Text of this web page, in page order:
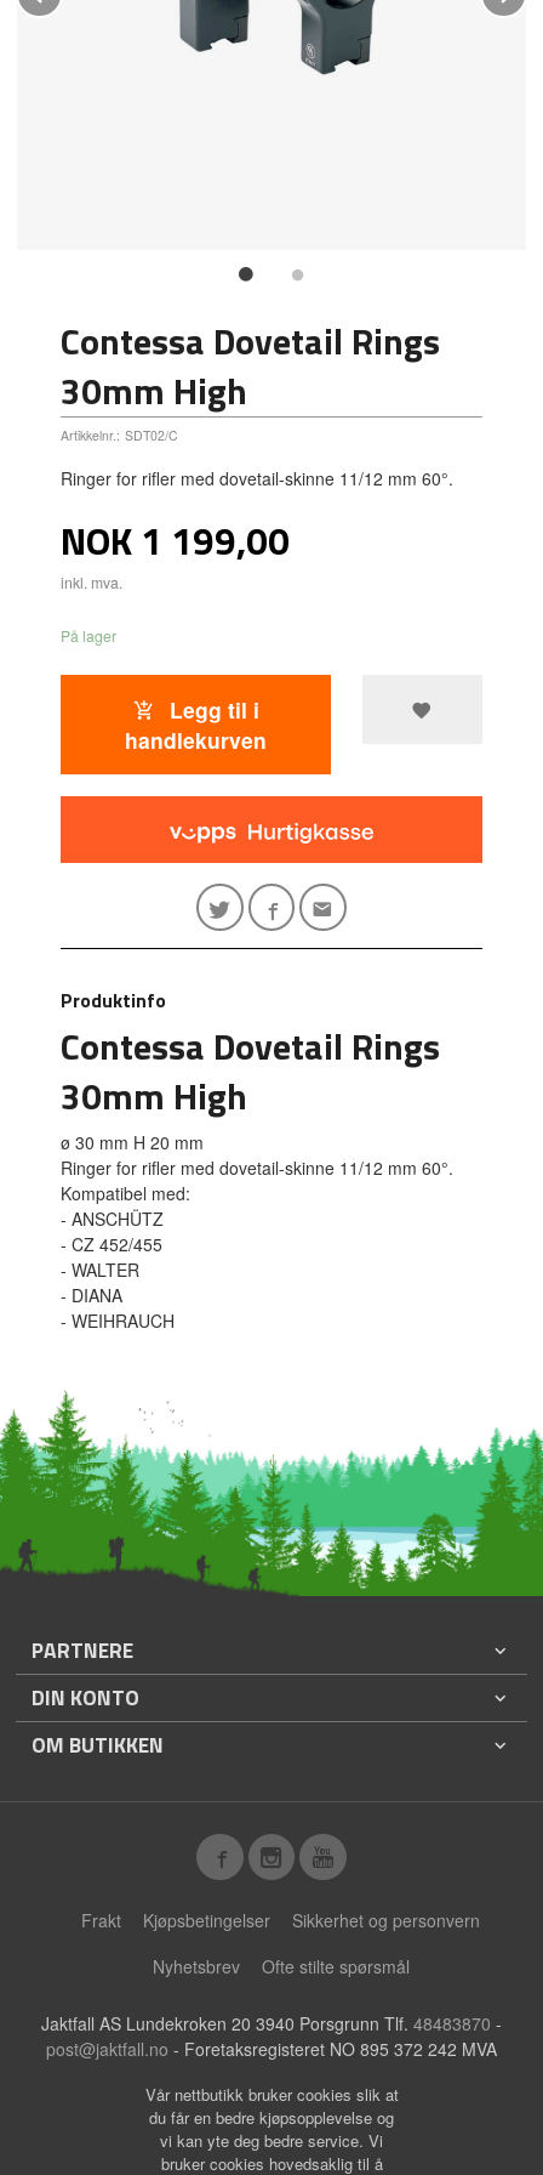
Contessa Dovetail Rings
30mm High
Artikkelnr.: SDT02/C
Ringer for rifler med dovetail-skinne 11/12 mm 60°.
Pris
NOK1 199,00
inkl. mva.
På lager
Legg til i
handlekurven
Produktinfo
Contessa Dovetail Rings
30mm High
ø 30 mm H 20 mm
Ringer for rifler med dovetail-skinne 11/12 mm 60°.
Kompatibel med:
- ANSCHÜTZ
- CZ 452/455
- WALTER
- DIANA
- WEIHRAUCH
PARTNERE
DIN KONTO
OM BUTIKKEN
Frakt Kjøpsbetingelser
Sikkerhet og personvern
Nyhetsbrev
Ofte stilte spørsmål
Jaktfall AS Lundekroken 20 3940 Porsgrunn Tlf. 48483870 -
post@jaktfall.no - Foretaksregisteret NO 895 372 242 MVA
Vår nettbutikk bruker cookies slik at
du får en bedre kjøpsopplevelse og
vi kan yte deg bedre service. Vi
bruker cookies hovedsaklig til å